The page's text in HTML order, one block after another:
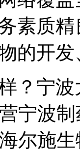
素质
的开
？宁
宁波
尔施